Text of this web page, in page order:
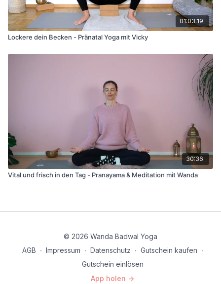
01:03:19
Lockere dein Becken - Pränatal Yoga mit Vicky
30:36
Vital und frisch in den Tag - Pranayama & Meditation mit Wanda
© 2026 Wanda Badwal Yoga
AGB ∙ Impressum ∙ Datenschutz ∙ Gutschein kaufen ∙
Gutschein einlösen
App holen ->